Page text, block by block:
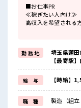
■お仕事PR
≪稼ぎたい人向け≫
高収入を希望される
残業は月20時間以
明るすぎたり奇抜で
(規定有)制服がある
≪未経験の方も大カ
新しいことにチャレ
しっかり働く環境が
イチからスキルUP・
≪収入アップを目指
高時給だらけの派遣
勤 務 地
埼玉県蓮田
【最寄駅
給 与 【時給】
職 種 製造（組立